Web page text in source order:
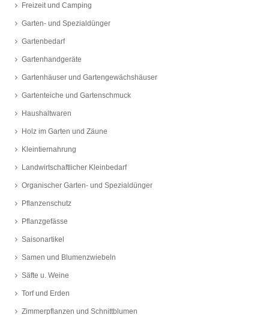
Freizeit und Camping
Garten- und Spezialdünger
Gartenbedarf
Gartenhandgeräte
Gartenhäuser und Gartengewächshäuser
Gartenteiche und Gartenschmuck
Haushaltwaren
Holz im Garten und Zäune
Kleintiernahrung
Landwirtschaftlicher Kleinbedarf
Organischer Garten- und Spezialdünger
Pflanzenschutz
Pflanzgefässe
Saisonartikel
Samen und Blumenzwiebeln
Säfte u. Weine
Torf und Erden
Zimmerpflanzen und Schnittblumen